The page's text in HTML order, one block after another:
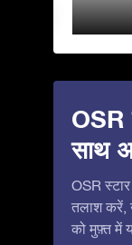
OSR
साथ
OSR
तलाश करें,
को मुफ़्त में